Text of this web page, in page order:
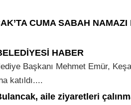
CUMA SABAH
HABER
Başkanı Mehmet Emür,
katıldı....
aile ziyaretleri